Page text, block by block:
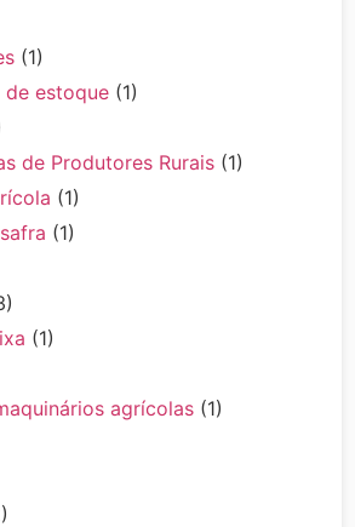
(1)
de estoque (1)
de Produtores Rurais (1)
(1)
(1)
(1)
agrícolas (1)